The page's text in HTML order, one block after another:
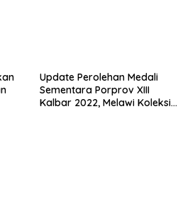
Update Perolehan Medali
Sementara Porprov XIII
Kalbar 2022, Melawi Koleksi